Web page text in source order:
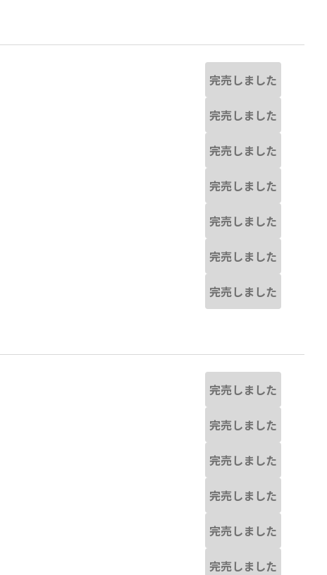
完売しました
完売しました
完売しました
完売しました
完売しました
完売しました
完売しました
完売しました
完売しました
完売しました
完売しました
完売しました
完売しました